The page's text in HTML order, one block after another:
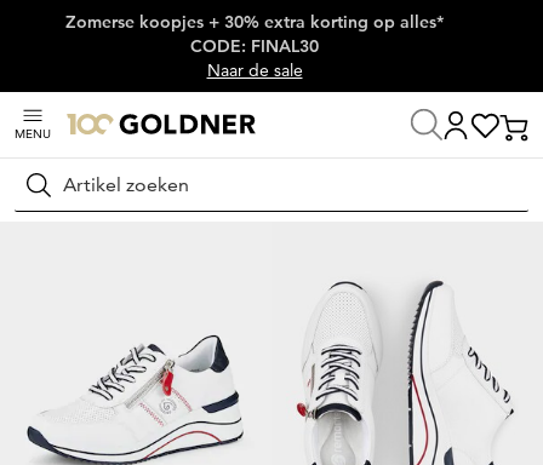
Skip naar hoofdinhoud
Zomerse koopjes + 30% extra korting op alles*
CODE: FINAL30
Naar de sale
MENU
Zoeken
Home Schoenen & accessoires